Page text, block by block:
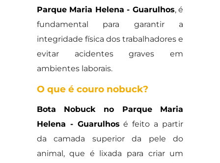
Parque Maria Helena - Guarulhos, é
fundamental para garantir a
integridade física dos trabalhadores e
evitar acidentes graves em
ambientes laborais.
O que é couro nobuck?
Bota Nobuck no Parque Maria
Helena - Guarulhos é feito a partir
da camada superior da pele do
animal, que é lixada para criar um